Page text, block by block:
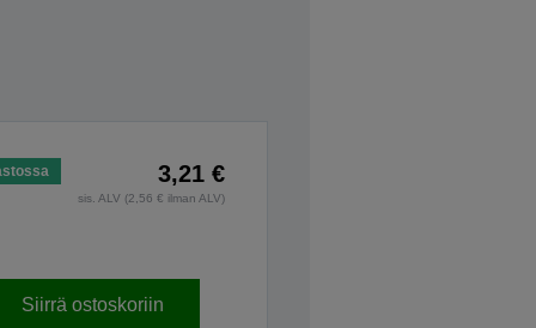
3,21 €
sis. ALV (2,56 € ilman ALV)
Siirrä ostoskoriin